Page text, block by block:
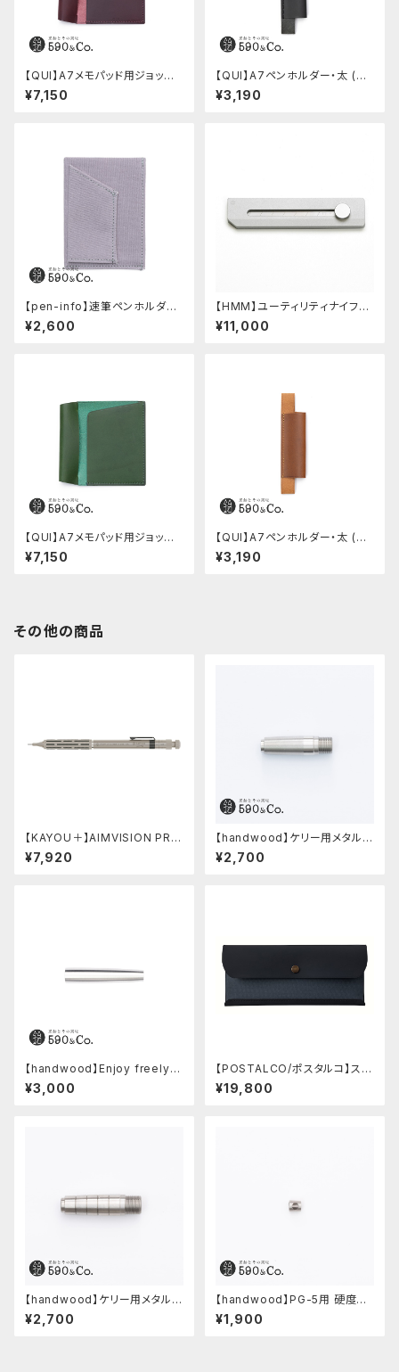
【QUI】A7メモパッド用ジョッタ
ー・ブッテーロ (ワイン)
¥7,150
【QUI】A7ペンホルダー・太 (ブ
ラック)
¥3,190
【pen-info】速筆ペンホルダー
A7ノート＆メモ (ペールグレー)
¥2,600
【HMM】ユーティリティナイフ
(シルバー)
¥11,000
【QUI】A7メモパッド用ジョッタ
ー・ブッテーロ (グリーン)
¥7,150
【QUI】A7ペンホルダー・太 (キ
ャメル)
¥3,190
その他の商品
【KAYOU＋】AIMVISION PR
O/エイムビジョンプロ (チタニウ
ムゴールド)
¥7,920
【handwood】ケリー用メタルグ
リップ/前軸・滑り止め (ステンレ
ス)
¥2,700
【handwood】Enjoy freely
後軸 (超超ジュラルミン)
¥3,000
【POSTALCO/ポスタルコ】スナ
ップペンケース (Navy Blue)
¥19,800
【handwood】ケリー用メタルグ
¥2,700
【handwood】PG-5用 硬度表
示窓 (ステンレス/六角窓)
¥1,900